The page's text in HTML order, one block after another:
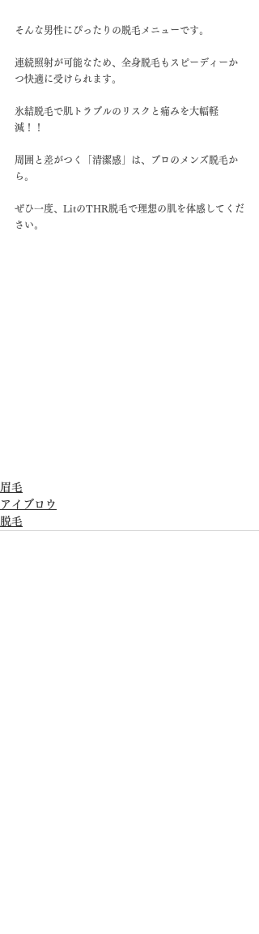
そんな男性にぴったりの脱毛メニューです。
連続照射が可能なため、全身脱毛もスピーディーか
つ快適に受けられます。
氷結脱毛で肌トラブルのリスクと痛みを大幅軽
減！！
周囲と差がつく「清潔感」は、プロのメンズ脱毛か
ら。
ぜひ一度、LitのTHR脱毛で理想の肌を体感してくだ
さい。
眉毛
アイブロウ
脱毛